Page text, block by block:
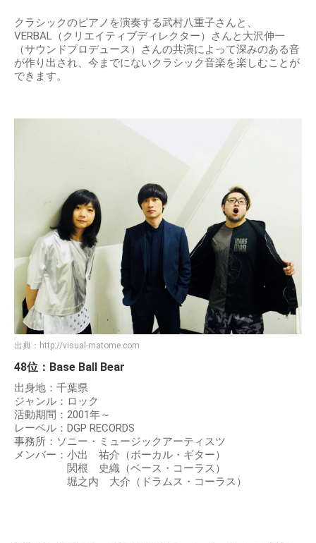
クラシックのピアノを演奏する武村八重子さんと、
VERBAL（クリエイティブディレクター）さんと大沢伸一
（サウンドプロデュース）さんの共演によって深みのある音
が作り出され、今までにないクラシック音楽を楽しむことが
できます。
出典： http://visual-matome.com
48位：Base Ball Bear
出身地：千葉県
ジャンル：ロック
活動期間：2001年～
レーベル：DGP RECORDS
事務所：ソニー・ミュージックアーティスツ
メンバー：小出 祐介（ボーカル・ギター）
関根 史織（ベース・コーラス）
堀之内 大介（ドラムス・コーラス）